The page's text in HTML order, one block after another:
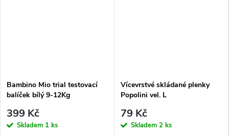
Bambino Mio trial testovací
balíček bílý 9-12Kg
399 Kč
Skladem 1 ks
Vícevrstvé skládané plenky
Popolini vel. L
79 Kč
Skladem 2 ks